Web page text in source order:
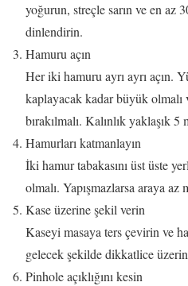
yoğurun, streçle sarın ve en az
dinlendirin.
Hamuru açın
Her iki hamuru ayrı ayrı açın.
kaplayacak kadar büyük
bırakılmalı. Kalınlık yaklaşık 5
Hamurları katmanlayın
İki hamur tabakasını üst üste
olmalı. Yapışmazlarsa araya az
Kase üzerine şekil verin
Kaseyi masaya ters çevirin ve
gelecek şekilde dikkatlice
Pinhole açıklığını kesin